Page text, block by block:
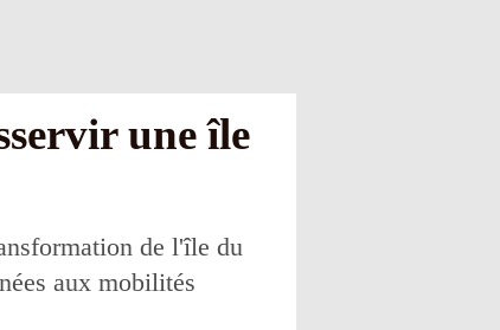
une île
de l'île du
aux mobilités